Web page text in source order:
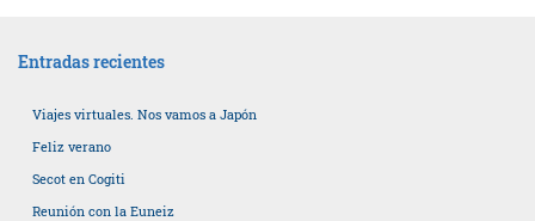
Entradas recientes
Viajes virtuales. Nos vamos a Japón
Feliz verano
Secot en Cogiti
Reunión con la Euneiz